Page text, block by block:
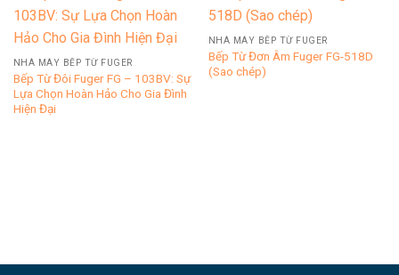
NHÀ MÁY BẾP TỪ FUGER
Bếp Từ Đôi Fuger FG – 103BV: Sự
Lựa Chọn Hoàn Hảo Cho Gia Đình
Hiện Đại
NHÀ MÁY BẾP TỪ FUGER
Bếp Từ Đơn Âm Fuger FG-518D
(Sao chép)